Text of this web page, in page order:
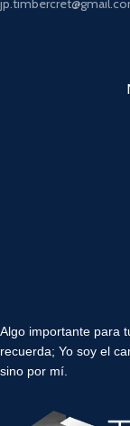
Algo importante para
recuerda; Yo soy el
sino por mí.